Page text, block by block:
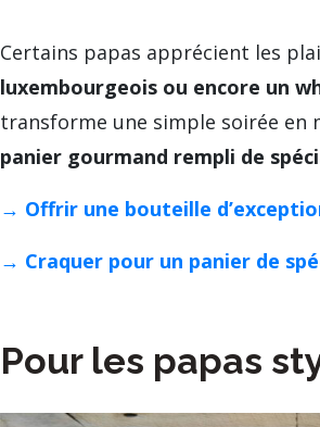
Certains papas apprécient les
luxembourgeois ou encore un
transforme une simple soirée en
panier gourmand rempli de
→ Offrir une bouteille
→ Craquer pour un panier de
Pour les papas